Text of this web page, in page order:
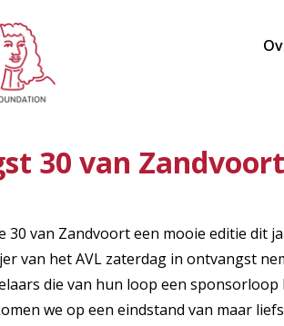
30 van Zandvoort
30 van Zandvoort een mooie editie dit
van het AVL zaterdag in ontvangst
die van hun loop een sponsorloop
we op een eindstand van maar